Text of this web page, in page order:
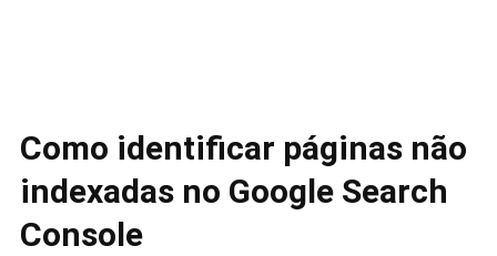
Como identificar páginas não
indexadas no Google Search
Console